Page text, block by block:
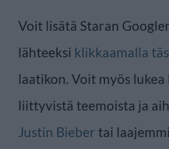
Voit lisätä Staran
lähteeksi klikkaamalla
laatikon. Voit myös
liittyvistä teemoista ja
Justin Bieber tai